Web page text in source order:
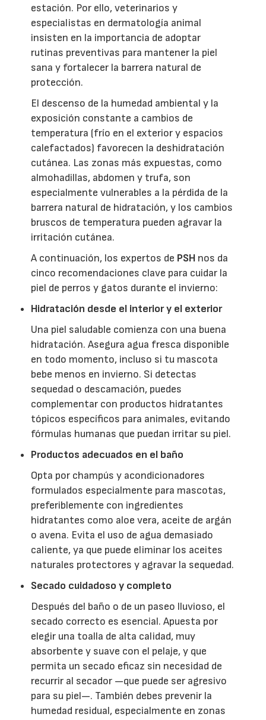
estación. Por ello, veterinarios y
especialistas en dermatología animal
insisten en la importancia de adoptar
rutinas preventivas para mantener la piel
sana y fortalecer la barrera natural de
protección.
El descenso de la humedad ambiental y la
exposición constante a cambios de
temperatura (frío en el exterior y espacios
calefactados) favorecen la deshidratación
cutánea. Las zonas más expuestas, como
almohadillas, abdomen y trufa, son
especialmente vulnerables a la pérdida de la
barrera natural de hidratación, y los cambios
bruscos de temperatura pueden agravar la
irritación cutánea.
A continuación, los expertos de PSH nos da
cinco recomendaciones clave para cuidar la
piel de perros y gatos durante el invierno:
Hidratación desde el interior y el exterior
Una piel saludable comienza con una buena
hidratación. Asegura agua fresca disponible
en todo momento, incluso si tu mascota
bebe menos en invierno. Si detectas
sequedad o descamación, puedes
complementar con productos hidratantes
tópicos específicos para animales, evitando
fórmulas humanas que puedan irritar su piel.
Productos adecuados en el baño
Opta por champús y acondicionadores
formulados especialmente para mascotas,
preferiblemente con ingredientes
hidratantes como aloe vera, aceite de argán
o avena. Evita el uso de agua demasiado
caliente, ya que puede eliminar los aceites
naturales protectores y agravar la sequedad.
Secado cuidadoso y completo
Después del baño o de un paseo lluvioso, el
secado correcto es esencial. Apuesta por
elegir una toalla de alta calidad, muy
absorbente y suave con el pelaje, y que
permita un secado eficaz sin necesidad de
recurrir al secador —que puede ser agresivo
para su piel—. También debes prevenir la
humedad residual, especialmente en zonas